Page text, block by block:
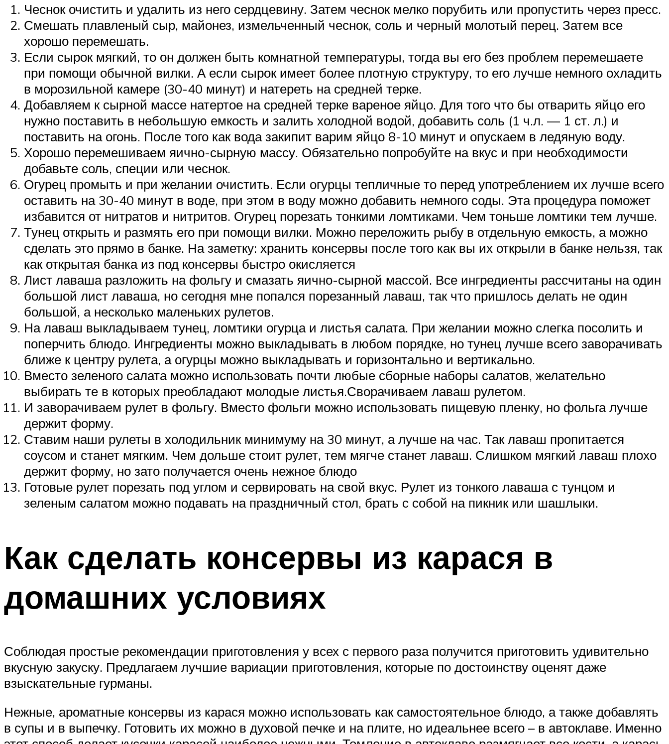
Чеснок очистить и удалить из него сердцевину. Затем чеснок мелко порубить или пропустить через пресс.
Смешать плавленый сыр, майонез, измельченный чеснок, соль и черный молотый перец. Затем все
хорошо перемешать.
Если сырок мягкий, то он должен быть комнатной температуры, тогда вы его без проблем перемешаете
при помощи обычной вилки. А если сырок имеет более плотную структуру, то его лучше немного охладить
в морозильной камере (30-40 минут) и натереть на средней терке.
Добавляем к сырной массе натертое на средней терке вареное яйцо. Для того что бы отварить яйцо его
нужно поставить в небольшую емкость и залить холодной водой, добавить соль (1 ч.л. — 1 ст. л.) и
поставить на огонь. После того как вода закипит варим яйцо 8-10 минут и опускаем в ледяную воду.
Хорошо перемешиваем яично-сырную массу. Обязательно попробуйте на вкус и при необходимости
добавьте соль, специи или чеснок.
Огурец промыть и при желании очистить. Если огурцы тепличные то перед употреблением их лучше всего
оставить на 30-40 минут в воде, при этом в воду можно добавить немного соды. Эта процедура поможет
избавится от нитратов и нитритов. Огурец порезать тонкими ломтиками. Чем тоньше ломтики тем лучше.
Тунец открыть и размять его при помощи вилки. Можно переложить рыбу в отдельную емкость, а можно
сделать это прямо в банке. На заметку: хранить консервы после того как вы их открыли в банке нельзя, так
как открытая банка из под консервы быстро окисляется
Лист лаваша разложить на фольгу и смазать яично-сырной массой. Все ингредиенты рассчитаны на один
большой лист лаваша, но сегодня мне попался порезанный лаваш, так что пришлось делать не один
большой, а несколько маленьких рулетов.
На лаваш выкладываем тунец, ломтики огурца и листья салата. При желании можно слегка посолить и
поперчить блюдо. Ингредиенты можно выкладывать в любом порядке, но тунец лучше всего заворачивать
ближе к центру рулета, а огурцы можно выкладывать и горизонтально и вертикально.
Вместо зеленого салата можно использовать почти любые сборные наборы салатов, желательно
выбирать те в которых преобладают молодые листья.Сворачиваем лаваш рулетом.
И заворачиваем рулет в фольгу. Вместо фольги можно использовать пищевую пленку, но фольга лучше
держит форму.
Ставим наши рулеты в холодильник минимуму на 30 минут, а лучше на час. Так лаваш пропитается
соусом и станет мягким. Чем дольше стоит рулет, тем мягче станет лаваш. Слишком мягкий лаваш плохо
держит форму, но зато получается очень нежное блюдо
Готовые рулет порезать под углом и сервировать на свой вкус. Рулет из тонкого лаваша с тунцом и
зеленым салатом можно подавать на праздничный стол, брать с собой на пикник или шашлыки.
Как сделать консервы из карася в
домашних условиях
Соблюдая простые рекомендации приготовления у всех с первого раза получится приготовить удивительно
вкусную закуску. Предлагаем лучшие вариации приготовления, которые по достоинству оценят даже
взыскательные гурманы.
Нежные, ароматные консервы из карася можно использовать как самостоятельное блюдо, а также добавлять
в супы и в выпечку. Готовить их можно в духовой печке и на плите, но идеальнее всего – в автоклаве. Именно